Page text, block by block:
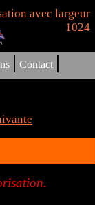
avec largeur
1024
| Contact |